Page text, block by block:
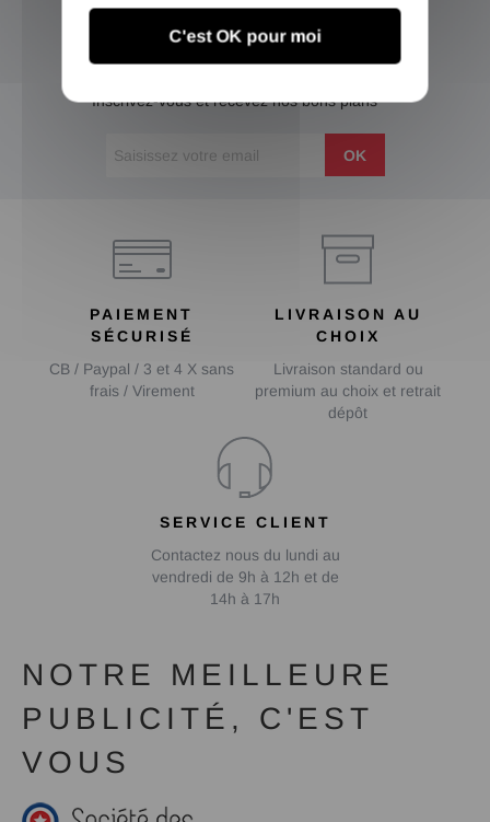
NEWSLETTER
Inscrivez-vous et recevez nos bons plans
OK
PAIEMENT
SÉCURISÉ
CB / Paypal / 3 et 4 X sans
frais / Virement
LIVRAISON AU
CHOIX
Livraison standard ou
premium au choix et retrait
dépôt
SERVICE CLIENT
Contactez nous du lundi au
vendredi de 9h à 12h et de
14h à 17h
NOTRE MEILLEURE
PUBLICITÉ, C'EST
VOUS
C'est OK pour moi